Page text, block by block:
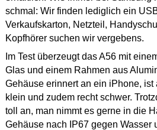
schmal: Wir finden lediglich ein
Verkaufskarton, Netzteil,
Kopfhörer suchen wir vergebens.
Im Test überzeugt das A56 mit
Glas und einem Rahmen aus
Gehäuse erinnert an ein iPhone,
klein und zudem recht schwer.
toll an, man nimmt es gerne in die
Gehäuse nach IP67 gegen Wasser